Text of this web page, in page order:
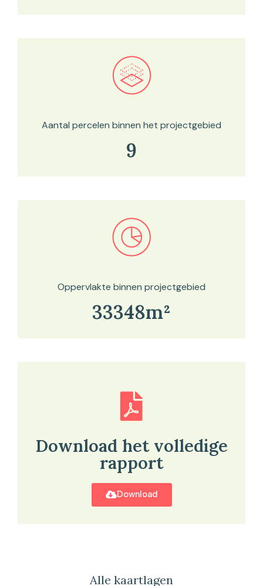
Bekijk in onze kaartviewer
Aantal percelen binnen het projectgebied
9
Bekijk in onze kaartviewer
Oppervlakte binnen projectgebied
33348m²
Download het volledige
rapport
Download
Alle kaartlagen